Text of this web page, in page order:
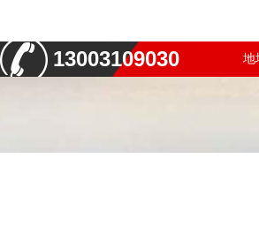
13003109030 地